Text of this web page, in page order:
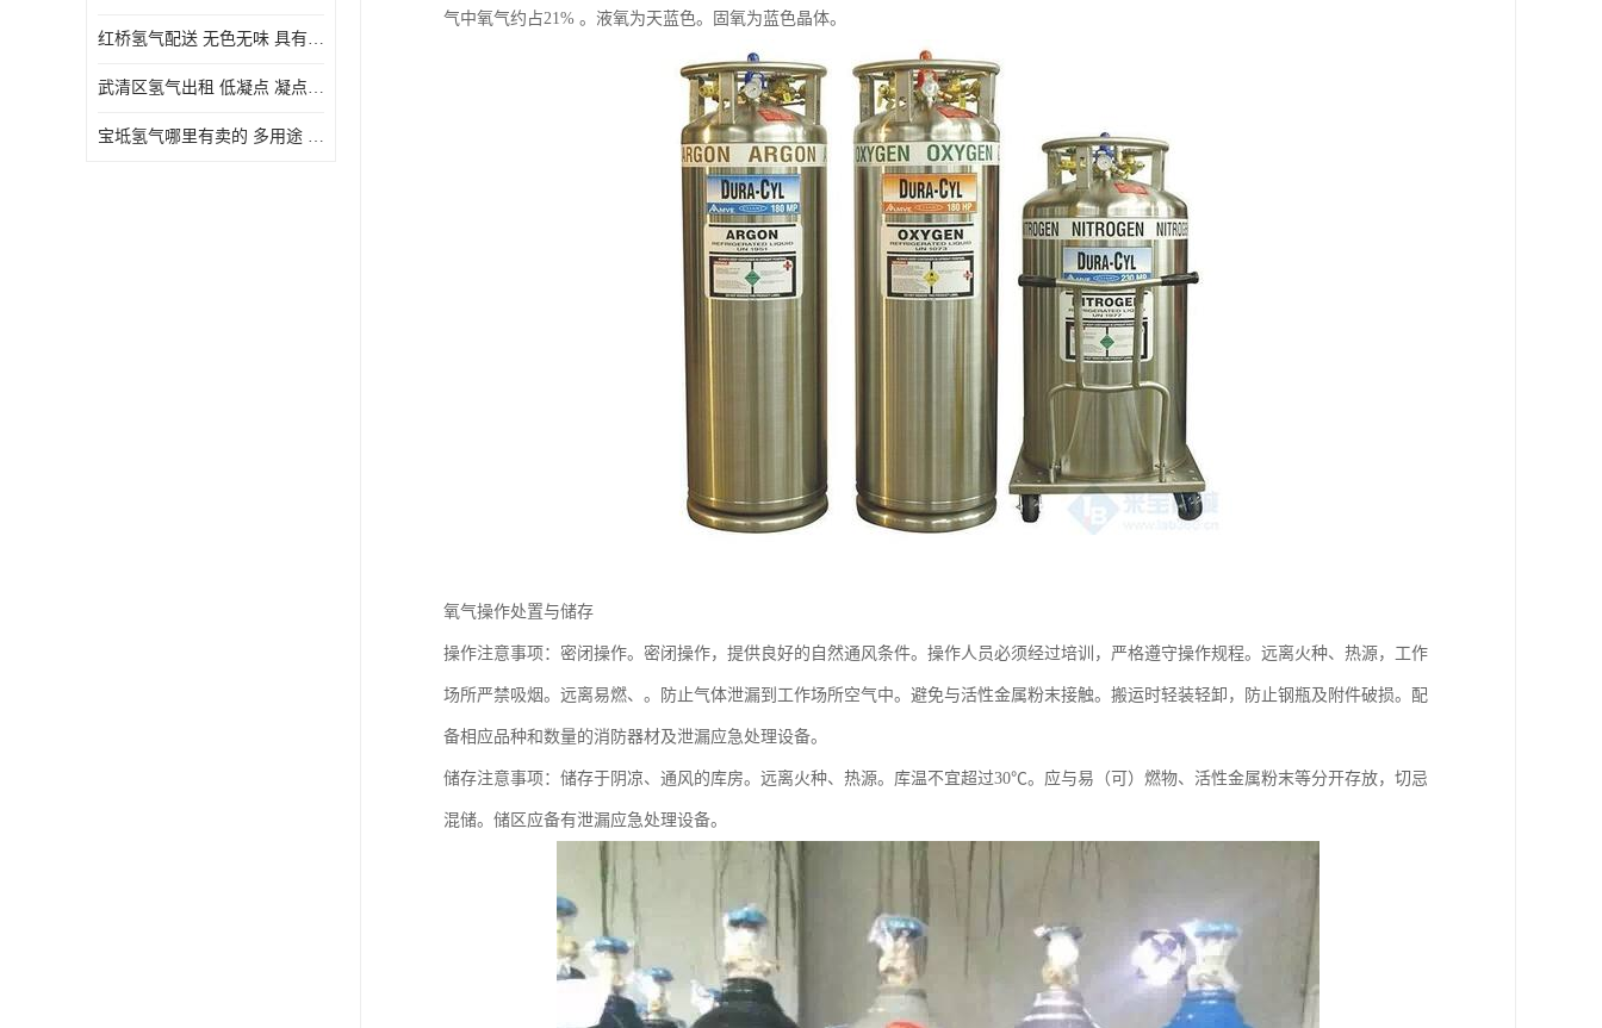
红桥氢气配送 无色无味 具有较低的密度
武清区氢气出租 低凝点 凝点为-259
宝坻氢气哪里有卖的 多用途 可以在空气中上升
气中氧气约占21% 。液氧为天蓝色。固氧为蓝色晶体。
氧气操作处置与储存
操作注意事项：密闭操作。密闭操作，提供良好的自然通风条件。操作人员必须经过培训，严格遵守操作规程。远离火种、热源，工作
场所严禁吸烟。远离易燃、。防止气体泄漏到工作场所空气中。避免与活性金属粉末接触。搬运时轻装轻卸，防止钢瓶及附件破损。配
备相应品种和数量的消防器材及泄漏应急处理设备。
储存注意事项：储存于阴凉、通风的库房。远离火种、热源。库温不宜超过30℃。应与易（可）燃物、活性金属粉末等分开存放，切忌
混储。储区应备有泄漏应急处理设备。